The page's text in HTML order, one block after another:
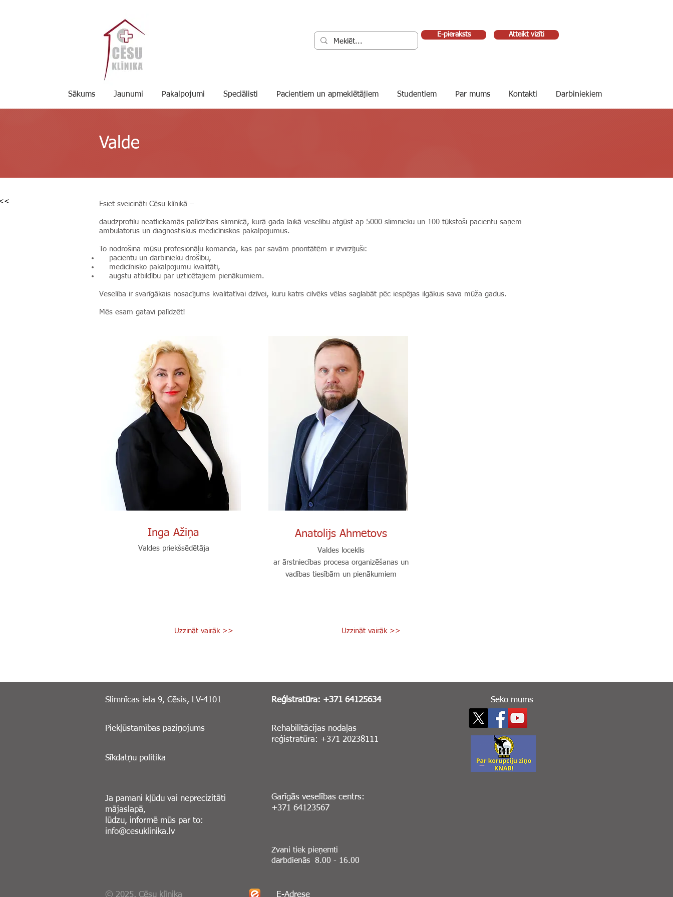
E-pieraksts Atteikt vizīti
Sākums Jaunumi Pakalpojumi Speciālisti Pacientiem un apmeklētājiem Studentiem Par mums Kontakti Darbiniekiem
Valde
Esiet sveicināti Cēsu klīnikā –
daudzprofilu neatliekamās palīdzības slimnīcā, kurā gada laikā veselību atgūst ap 5000 slimnieku un 100 tūkstoši pacientu saņem
ambulatorus un diagnostiskus medicīniskos pakalpojumus.
To nodrošina mūsu profesionāļu komanda, kas par savām prioritātēm ir izvirzījuši:
pacientu un darbinieku drošību,
medicīnisko pakalpojumu kvalitāti,
augstu atbildību par uzticētajiem pienākumiem.
Veselība ir svarīgākais nosacījums kvalitatīvai dzīvei, kuru katrs cilvēks vēlas saglabāt pēc iespējas ilgākus sava mūža gadus.
Mēs esam gatavi palīdzēt!
Inga Ažiņa
Valdes priekšsēdētāja
Uzzināt vairāk >>
Anatolijs Ahmetovs
Valdes loceklis
ar ārstniecības procesa organizēšanas un
vadības tiesībām un pienākumiem
Uzzināt vairāk >>
Slimnīcas iela 9, Cēsis, LV-4101 Reģistratūra: +371 64125634
Piekļūstamības paziņojums
Sīkdatņu politika
Rehabilitācijas nodaļas
reģistratūra: +371 20238111
Ja pamani kļūdu vai neprecizitāti
mājaslapā,
lūdzu, informē mūs par to:
info@cesuklinika.lv
© 2025, Cēsu klīnika
Garīgās veselības centrs:
+371 64123567
Zvani tiek pieņemti
darbdienās 8.00 - 16.00
E-Adrese
Seko mums